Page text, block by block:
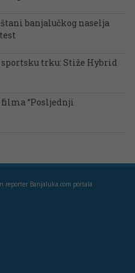
banjalučkog naselja
trku: Stiže Hybrid
“Posljednji
reporter Banjaluka.com portala